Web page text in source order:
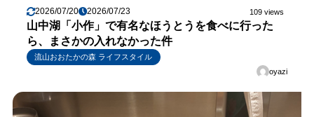
2026/07/20 2026/07/23 109 views
山中湖「小作」で有名なほうとうを食べに行った
ら、まさかの入れなかった件
流山おおたかの森 ライフスタイル
oyazi